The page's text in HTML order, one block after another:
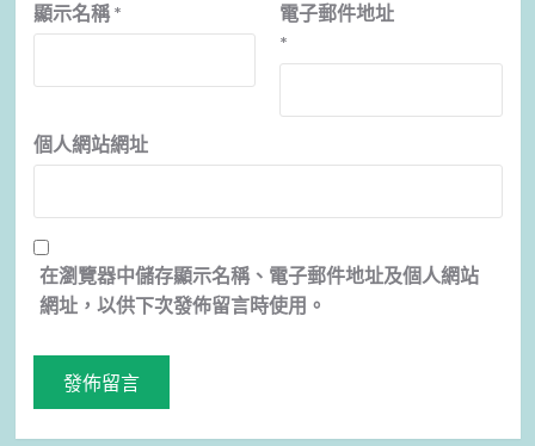
顯示名稱 *
電子郵件地址
*
個人網站網址
在瀏覽器中儲存顯示名稱、電子郵件地址及個人網站
網址，以供下次發佈留言時使用。